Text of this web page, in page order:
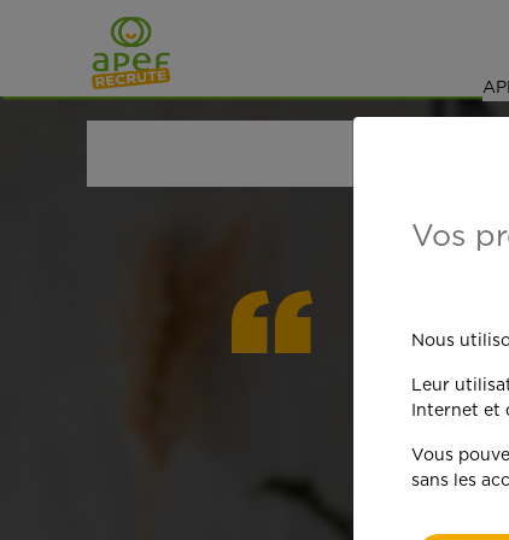
Navigation
Saut au contenu
On
Vos
Nous
Leur
Internet et
Vous
sans les